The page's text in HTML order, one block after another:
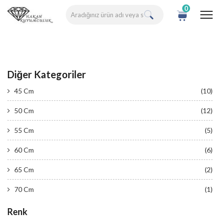
0
Diğer Kategoriler
45 Cm (10)
50 Cm (12)
55 Cm (5)
60 Cm (6)
65 Cm (2)
70 Cm (1)
Renk